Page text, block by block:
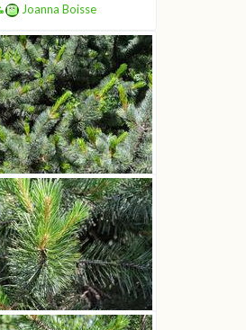
Joanna Boisse
Sosna hakowata
Joanna Boisse